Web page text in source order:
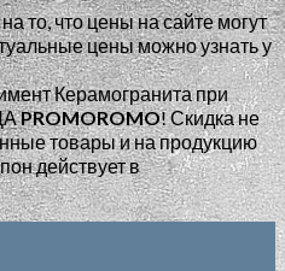
то, что цены на сайте могут
цены можно узнать у
Керамогранита при
PROMOROMO!Скидка не
товары и на продукцию
действует в